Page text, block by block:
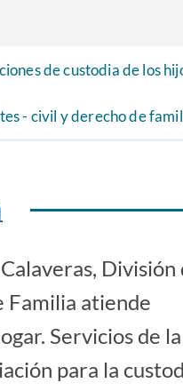
de custodia de los
- civil y derecho de
División
Familia atiende
Servicios de la
para la